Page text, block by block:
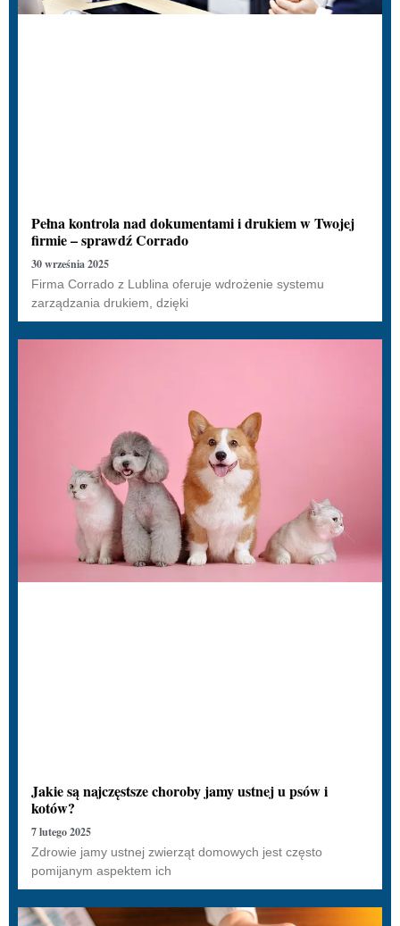
Pełna kontrola nad dokumentami i drukiem w Twojej
firmie – sprawdź Corrado
30 września 2025
Firma Corrado z Lublina oferuje wdrożenie systemu
zarządzania drukiem, dzięki
Jakie są najczęstsze choroby jamy ustnej u psów i
kotów?
7 lutego 2025
Zdrowie jamy ustnej zwierząt domowych jest często
pomijanym aspektem ich